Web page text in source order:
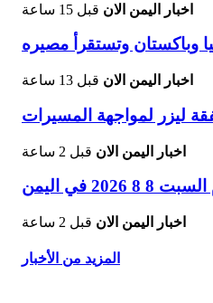
اخبار اليمن الان قبل 15 ساعة
وباكستان وتستقرأ مصيره
اخبار اليمن الان قبل 13 ساعة
اخبار اليمن الان قبل 2 ساعة
في اليمن
اخبار اليمن الان قبل 2 ساعة
المزيد من الأخبار